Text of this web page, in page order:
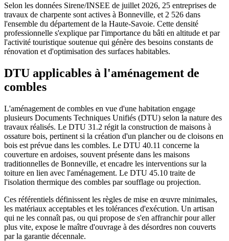
Selon les données Sirene/INSEE de juillet 2026, 25 entreprises de
travaux de charpente sont actives à Bonneville, et 2 526 dans
l'ensemble du département de la Haute-Savoie. Cette densité
professionnelle s'explique par l'importance du bâti en altitude et par
l'activité touristique soutenue qui génère des besoins constants de
rénovation et d'optimisation des surfaces habitables.
DTU applicables à l'aménagement de
combles
L'aménagement de combles en vue d'une habitation engage
plusieurs Documents Techniques Unifiés (DTU) selon la nature des
travaux réalisés. Le DTU 31.2 régit la construction de maisons à
ossature bois, pertinent si la création d'un plancher ou de cloisons en
bois est prévue dans les combles. Le DTU 40.11 concerne la
couverture en ardoises, souvent présente dans les maisons
traditionnelles de Bonneville, et encadre les interventions sur la
toiture en lien avec l'aménagement. Le DTU 45.10 traite de
l'isolation thermique des combles par soufflage ou projection.
Ces référentiels définissent les règles de mise en œuvre minimales,
les matériaux acceptables et les tolérances d'exécution. Un artisan
qui ne les connaît pas, ou qui propose de s'en affranchir pour aller
plus vite, expose le maître d'ouvrage à des désordres non couverts
par la garantie décennale.